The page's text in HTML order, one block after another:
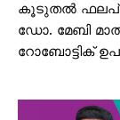
കൂടുതൽ
ഡോ. മേബി
റോബോട്ടിക്